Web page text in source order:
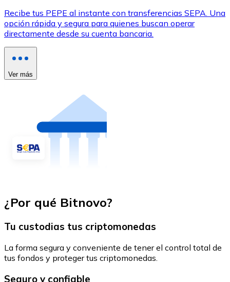
Recibe tus PEPE al instante con transferencias SEPA. Una
opción rápida y segura para quienes buscan operar
directamente desde su cuenta bancaria.
Ver más
¿Por qué Bitnovo?
Tu custodias tus criptomonedas
La forma segura y conveniente de tener el control total de
tus fondos y proteger tus criptomonedas.
Seguro y confiable